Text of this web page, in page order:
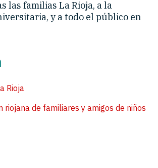
las familias La Rioja, a la
y a todo el público en
Rioja
riojana de familiares y amigos de niños